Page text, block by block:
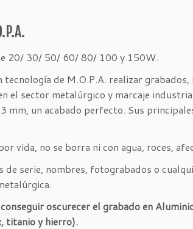
20/ 30/ 50/ 60/ 80/ 100 y 150W.
tecnología de M.O.P.A. realizar
el sector metalúrgico y marcaje
mm, un acabado perfecto. Sus
vida, no se borra ni con agua, roces,
de serie, nombres, fotograbados o
oscurecer el grabado en
titanio y hierro).